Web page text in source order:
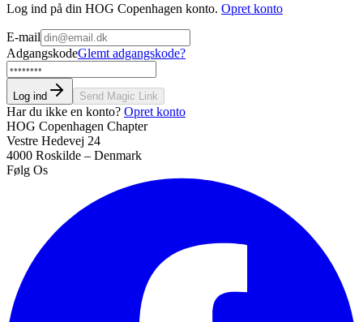
Log ind på din HOG Copenhagen konto. Opret konto
E-mail
AdgangskodeGlemt adgangskode?
Log ind Send Magic Link
Har du ikke en konto? Opret konto
HOG Copenhagen Chapter
Vestre Hedevej 24
4000 Roskilde – Denmark
Følg Os